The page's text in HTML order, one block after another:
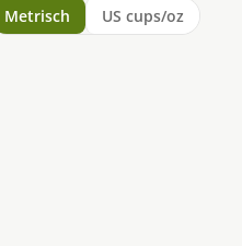
Metrisch US cups/oz